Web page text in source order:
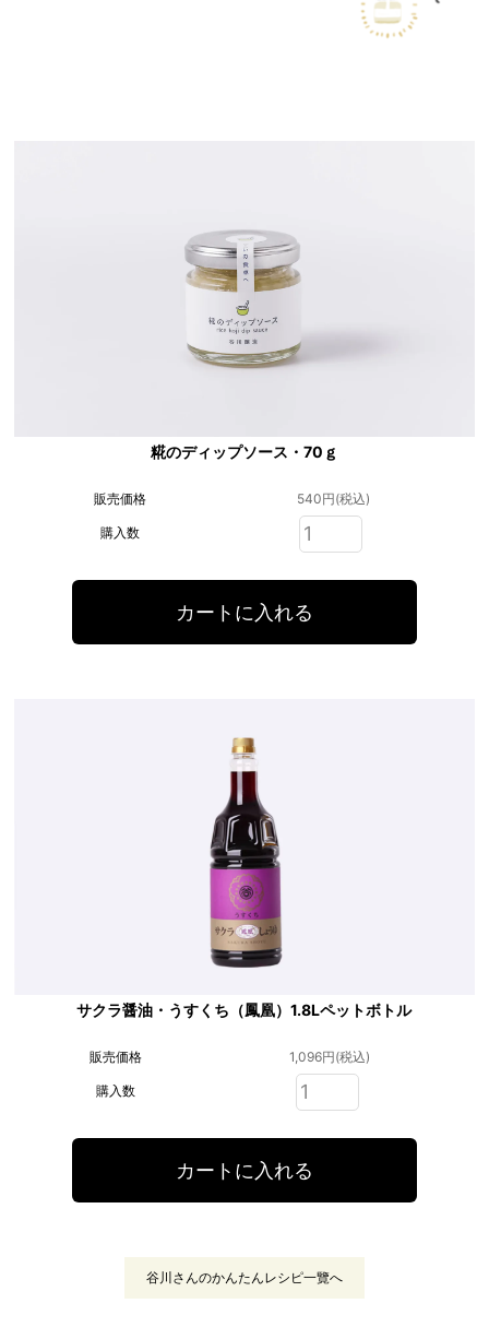
糀のディップソース・70ｇ
販売価格 540円(税込)
購入数
サクラ醤油・うすくち（鳳凰）1.8Lペットボトル
販売価格 1,096円(税込)
購入数
谷川さんのかんたんレシピ一覽へ